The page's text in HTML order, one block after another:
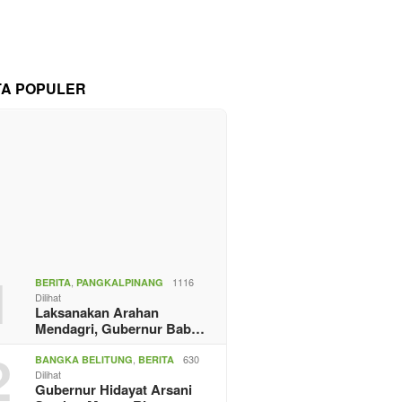
POPULER
BERITA ,PANGKALPINANG
1116
Dilihat
Laksanakan Arahan
Mendagri, Gubernur Bab…
BANGKA BELITUNG BERITA
630
Dilihat
Gubernur Hidayat Arsani